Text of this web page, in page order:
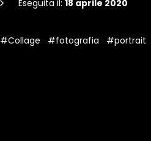
Eseguita il: 18 aprile 2020
#Collage #fotografia #portrait